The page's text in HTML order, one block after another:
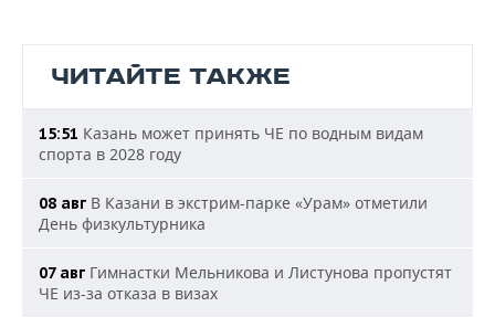
ЧИТАЙТЕ ТАКЖЕ
15:51 Казань может принять ЧЕ по водным видам
спорта в 2028 году
08 авг В Казани в экстрим-парке «Урам» отметили
День физкультурника
07 авг Гимнастки Мельникова и Листунова пропустят
ЧЕ из-за отказа в визах